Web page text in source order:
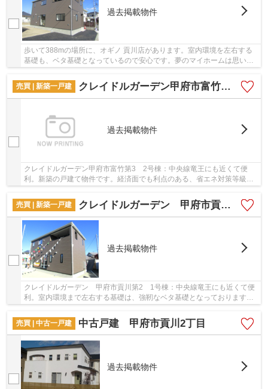
過去掲載物件
歩いて388mの場所に、オギノ 貢川店があります。室内環境を左右する
基礎も、ベタ基礎となっているので安心です。夢のマイホームは思い切
売買 | 新築一戸建
クレイドルガーデン甲府市富竹第3 2号棟
過去掲載物件
クレイドルガーデン甲府市富竹第3 2号棟：中央線竜王にも近くて便
利。新築の戸建て物件です。経済面でも利点のある、省エネ対策等級を
売買 | 新築一戸建
クレイドルガーデン 甲府市貢川第2 1号棟
過去掲載物件
クレイドルガーデン 甲府市貢川第2 1号棟：中央線竜王にも近くて便
利。室内環境まで左右する基礎は、強靭なベタ基礎となっております。
築2年以内の築浅物件です。安心の前面道路6m以...
売買 | 中古一戸建
中古戸建 甲府市貢川2丁目
過去掲載物件